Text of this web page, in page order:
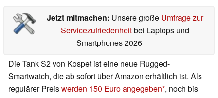
Jetzt mitmachen: Unsere große Umfrage zur
Servicezufriedenheitbei Laptops und
Smartphones 2026
Die Tank S2 von Kospet ist eine neue Rugged-
Smartwatch, die ab sofort über Amazon erhältlich ist. Als
regulärer Preiswerden 150 Euro angegeben , noch bis